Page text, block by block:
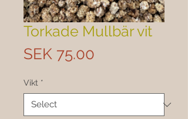
Torkade Mullbär vit
SEK 75.00
Vikt *